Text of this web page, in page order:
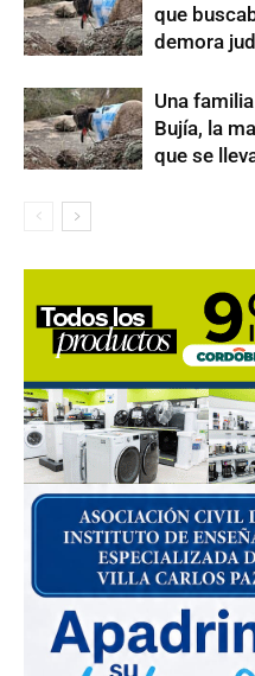
que
demora
Una
Bujía, la
que se